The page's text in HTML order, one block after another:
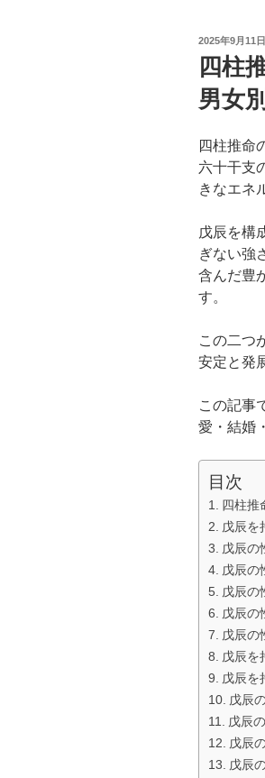
投
稿
日:
2025年9月11日
四柱
男女
四柱推命
六十干支
きなエネ
戊辰を構
ぎない強
含んだ豊
す。
この二つ
安定と発
この記事
愛・結婚
目次
四柱推
戊辰を
戊辰の
戊辰の
戊辰の
戊辰の
戊辰の
戊辰を
戊辰を
戊辰
戊辰
戊辰
戊辰